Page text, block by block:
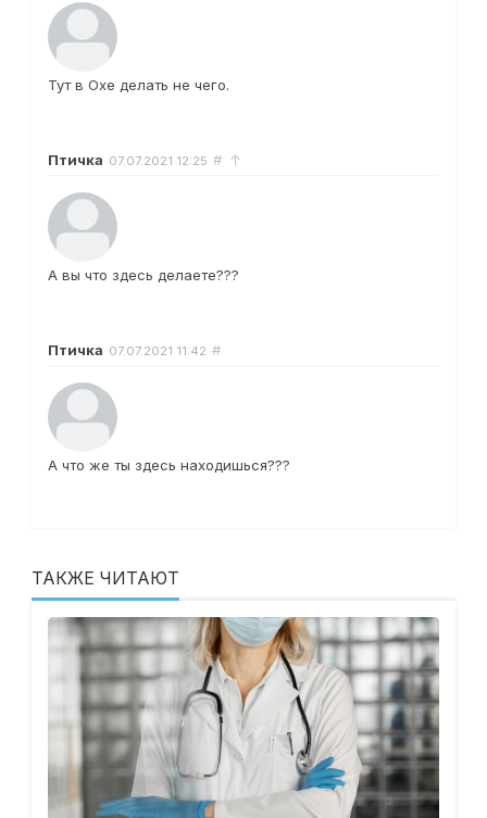
Тут в Охе делать не чего.
Птичка 07.07.2021 12:25 # ↑
А вы что здесь делаете???
Птичка 07.07.2021 11:42 #
А что же ты здесь находишься???
ТАКЖЕ ЧИТАЮТ